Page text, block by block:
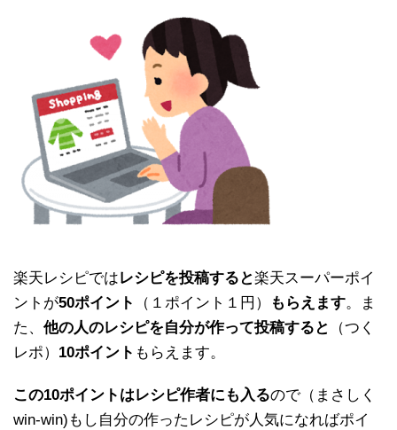
楽天レシピではレシピを投稿すると楽天スーパーポイ
ントが50ポイント （１ポイント１円） もらえます。ま
た、 他の人のレシピを自分が作って投稿すると
（つく
レポ） 10ポイント もらえます。
この10ポイントはレシピ作者にも入るので（まさしく
win-win)もし自分の作ったレシピが人気になればポイ